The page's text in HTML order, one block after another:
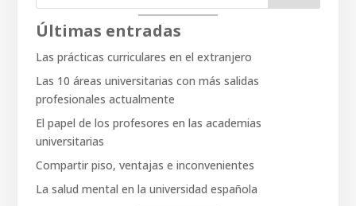
Últimas entradas
Las prácticas curriculares en el extranjero
Las 10 áreas universitarias con más salidas
profesionales actualmente
El papel de los profesores en las academias
universitarias
Compartir piso, ventajas e inconvenientes
La salud mental en la universidad española